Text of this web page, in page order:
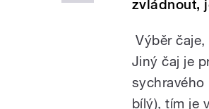
zvládnout,
Výběr
Jiný čaj je
sychravého
bílý), tím je